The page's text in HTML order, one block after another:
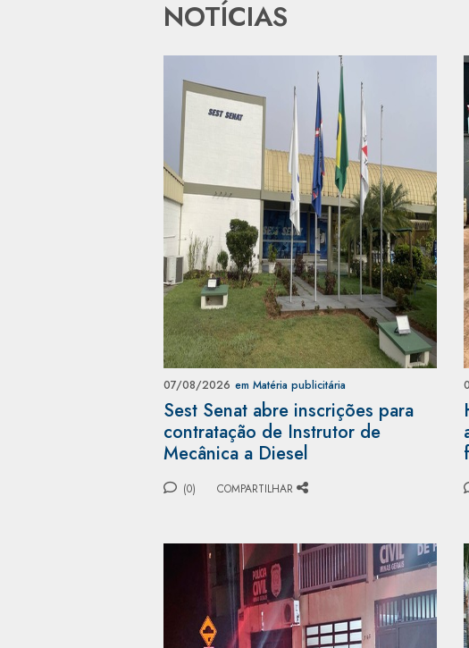
NOTÍCIAS
07/08/2026 em Matéria publicitária
Sest Senat abre inscrições para
contratação de Instrutor de
Mecânica a Diesel
(0) COMPARTILHAR